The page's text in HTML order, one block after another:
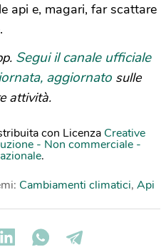
api e, magari, far scattare
Segui il canale ufficiale
aggiornato sulle
attività.
con Licenza Creative
- Non commerciale -
.
Cambiamenti climatici, Api